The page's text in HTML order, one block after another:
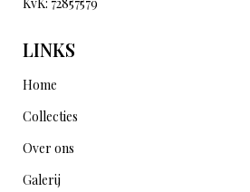
KvK: 72857579
LINKS
Home
Collecties
Over ons
Galerij